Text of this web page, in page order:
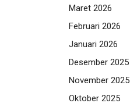
Maret 2026
Februari 2026
Januari 2026
Desember 2025
November 2025
Oktober 2025